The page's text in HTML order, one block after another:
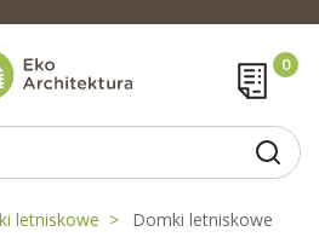
letniskowe
Domki letniskowe